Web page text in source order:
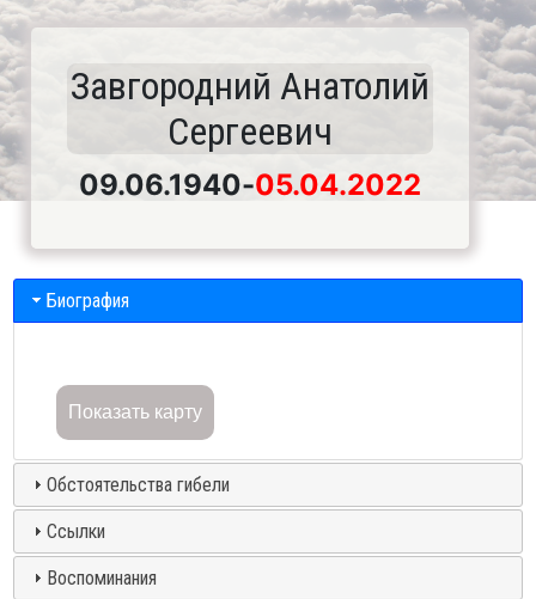
Завгородний Анатолий
Сергеевич
09.06.1940-05.04.2022
Биография
Показать карту
Обстоятельства гибели
Ссылки
Воспоминания